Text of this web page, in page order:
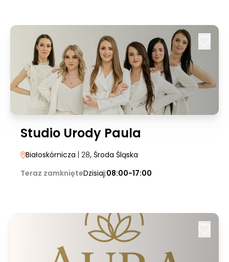
Studio Urody Paula
Białoskórnicza | 28, Środa Śląska
Teraz zamknięteDzisiaj:08:00-17:00